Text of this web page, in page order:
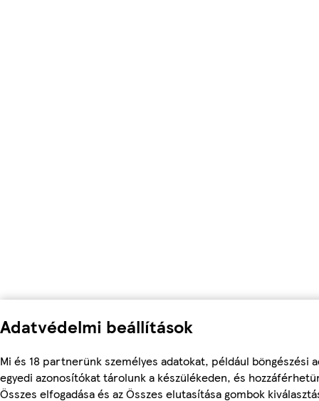
Adatvédelmi beállítások
Mi és 18 partnerünk személyes adatokat, például böngészési
egyedi azonosítókat tárolunk a készülékeden, és
Összes elfogadása és az Összes elutasítása gombok